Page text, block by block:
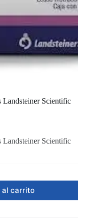
Landsteiner Scientific
Landsteiner Scientific
al carrito